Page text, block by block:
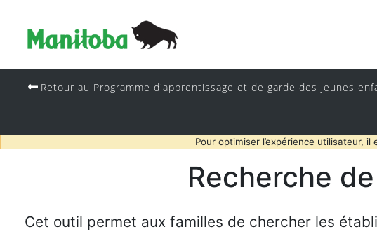
Retour au Programme d'apprentissage et de garde des jeunes
Pour optimiser l’expérience utilisateur,
Recherche
Cet outil permet aux familles de chercher les